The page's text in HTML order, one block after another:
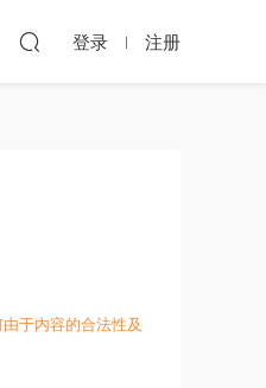
登录 注册
于内容的合法性及